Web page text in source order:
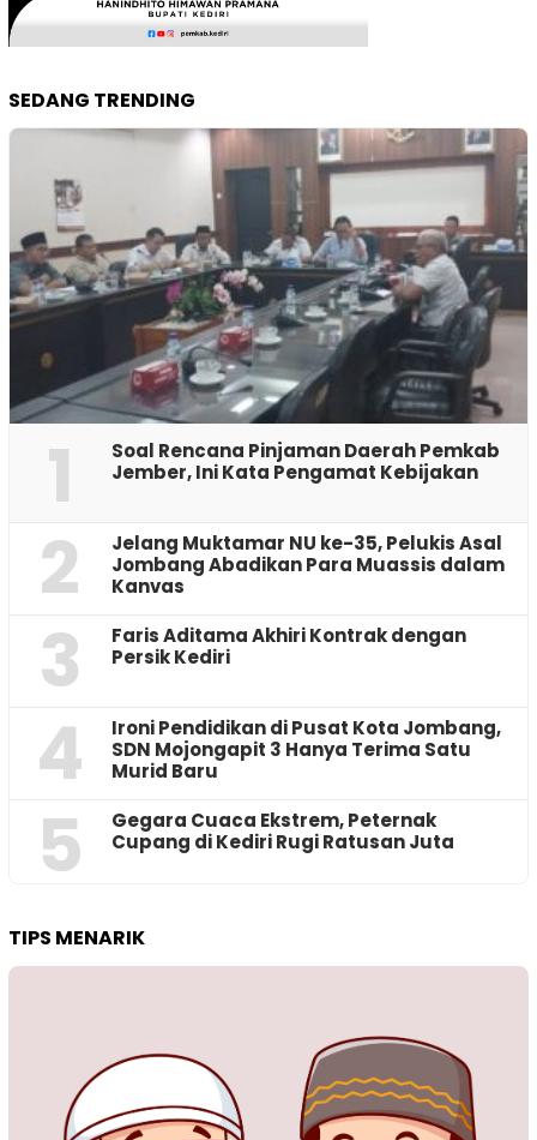
SEDANG TRENDING
1
‎Soal Rencana Pinjaman Daerah Pemkab
Jember, Ini Kata Pengamat Kebijakan ‎
2
Jelang Muktamar NU ke-35, Pelukis Asal
Jombang Abadikan Para Muassis dalam
Kanvas
3
Faris Aditama Akhiri Kontrak dengan
Persik Kediri
4
Ironi Pendidikan di Pusat Kota Jombang,
SDN Mojongapit 3 Hanya Terima Satu
Murid Baru
5
‎Gegara Cuaca Ekstrem, Peternak
Cupang di Kediri Rugi Ratusan Juta
TIPS MENARIK